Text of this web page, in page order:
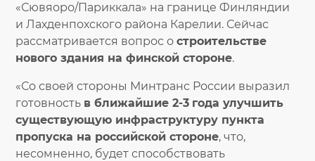
«Сювяоро/Париккала» на границе Финляндии
и Лахденпохского района Карелии. Сейчас
рассматривается вопрос остроительстве
нового здания на финской стороне.
«Со своей стороны Минтранс России выразил
готовность в ближайшие 2-3 года улучшить
существующую инфраструктуру пункта
пропуска на российской стороне, что,
несомненно, будет способствовать